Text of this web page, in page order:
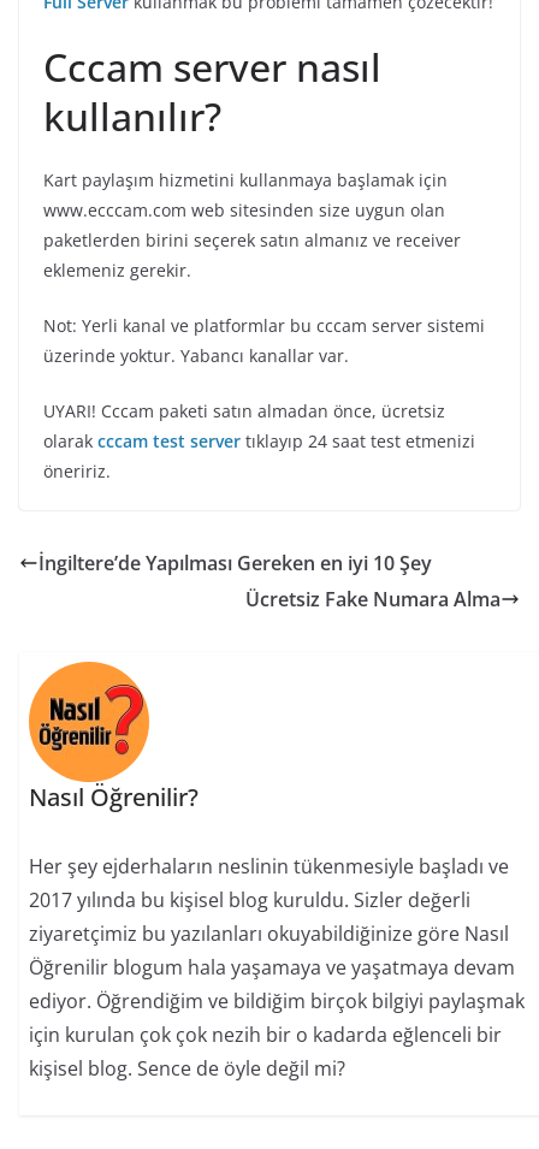
Cccam server nasıl
kullanılır?
Kart paylaşım hizmetini kullanmaya başlamak için
www.ecccam.com web sitesinden size uygun olan
paketlerden birini seçerek satın almanız ve receiver
eklemeniz gerekir.
Not: Yerli kanal ve platformlar bu cccam server sistemi
üzerinde yoktur. Yabancı kanallar var.
UYARI! Cccam paketi satın almadan önce, ücretsiz
olarak cccam test server tıklayıp 24 saat test etmenizi
öneririz.
İngiltere’de Yapılması Gereken en iyi 10 Şey
Ücretsiz Fake Numara Alma
Nasıl Öğrenilir?
Her şey ejderhaların neslinin tükenmesiyle başladı ve
2017 yılında bu kişisel blog kuruldu. Sizler değerli
ziyaretçimiz bu yazılanları okuyabildiğinize göre Nasıl
Öğrenilir blogum hala yaşamaya ve yaşatmaya devam
ediyor. Öğrendiğim ve bildiğim birçok bilgiyi paylaşmak
için kurulan çok çok nezih bir o kadarda eğlenceli bir
kişisel blog. Sence de öyle değil mi?